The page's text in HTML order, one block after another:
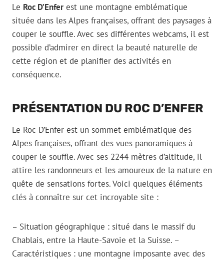
Le Roc D’Enfer est une montagne emblématique
située dans les Alpes françaises, offrant des paysages à
couper le souffle. Avec ses différentes webcams, il est
possible d’admirer en direct la beauté naturelle de
cette région et de planifier des activités en
conséquence.
PRÉSENTATION DU ROC D’ENFER
Le Roc D’Enfer est un sommet emblématique des
Alpes françaises, offrant des vues panoramiques à
couper le souffle. Avec ses 2244 mètres d’altitude, il
attire les randonneurs et les amoureux de la nature en
quête de sensations fortes. Voici quelques éléments
clés à connaître sur cet incroyable site :
– Situation géographique : situé dans le massif du
Chablais, entre la Haute-Savoie et la Suisse. –
Caractéristiques : une montagne imposante avec des